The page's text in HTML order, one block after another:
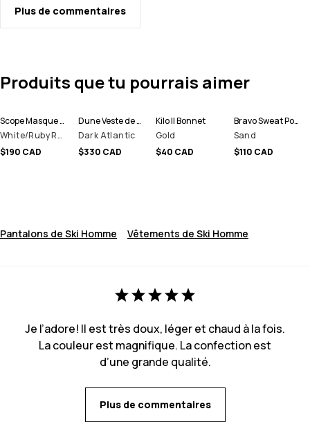
Plus de commentaires
Produits que tu pourrais aimer
Scope Masque de ski
White/Ruby Red Mirror
$190 CAD
Dune Veste de Ski Homme
Dark Atlantic
$330 CAD
Kilo II Bonnet
Gold
$40 CAD
Bravo Sweat Polaire Homme
Sand
$110 CAD
Pantalons de Ski Homme Vêtements de Ski Homme
Je l’adore! Il est très doux, léger et chaud à la fois.
La couleur est magnifique. La confection est
d’une grande qualité.
Plus de commentaires